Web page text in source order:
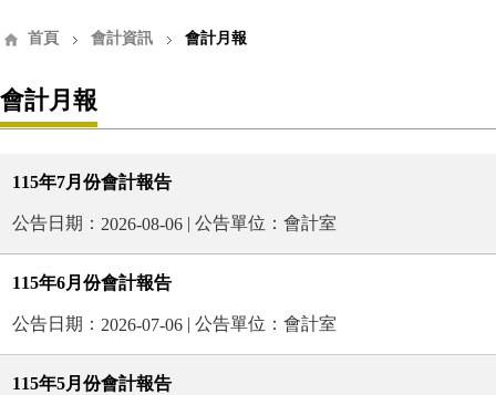
首頁 會計資訊 會計月報
會計月報
115年7月份會計報告
公告日期： 2026-08-06 | 公告單位：會計室
115年6月份會計報告
公告日期： 2026-07-06 | 公告單位：會計室
115年5月份會計報告